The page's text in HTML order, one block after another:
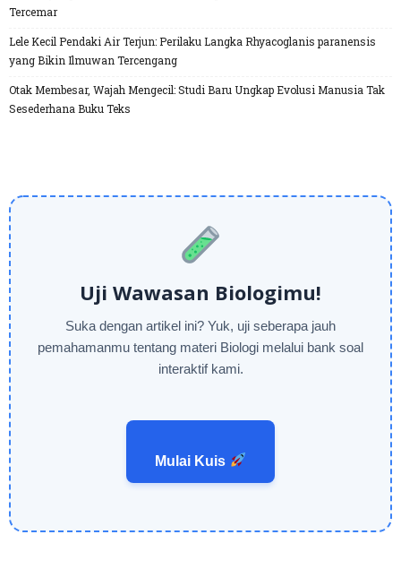
Tercemar
Lele Kecil Pendaki Air Terjun: Perilaku Langka Rhyacoglanis paranensis
yang Bikin Ilmuwan Tercengang
Otak Membesar, Wajah Mengecil: Studi Baru Ungkap Evolusi Manusia Tak
Sesederhana Buku Teks
Uji Wawasan Biologimu!
Suka dengan artikel ini? Yuk, uji seberapa jauh
pemahamanmu tentang materi Biologi melalui bank soal
interaktif kami.
Mulai Kuis